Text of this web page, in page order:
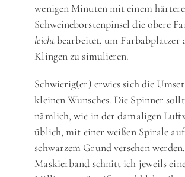
wenigen Minuten mit einem
Schweineborstenpinsel die obere
leichtbearbeitet, um Farbabplatzer
Klingen zu simulieren.
Schwierig(er) erwies sich die
kleinen Wunsches. Die Spinner
nämlich, wie in der damaligen
üblich, mit einer weißen Spirale auf
schwarzem Grund versehen
Maskierband schnitt ich jeweils